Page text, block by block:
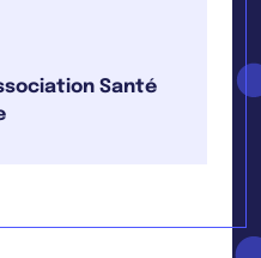
Santé